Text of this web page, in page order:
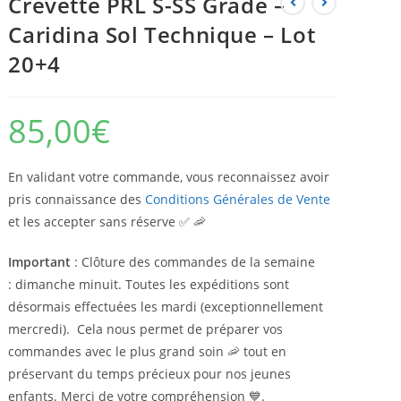
Caridina Sol Technique – Lot
20+4
85,00€
En validant votre commande, vous reconnaissez avoir
pris connaissance desConditions Générales de Vente
et les accepter sans réserve ✅ 🦐
Important : Clôture des commandes de la semaine
: dimanche minuit. Toutes les expéditions sont
désormais effectuées les mardi (exceptionnellement
mercredi). Cela nous permet de préparer vos
commandes avec le plus grand soin 🦐 tout en
préservant du temps précieux pour nos jeunes
enfants. Merci de votre compréhension 💙.